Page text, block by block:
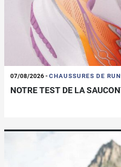
07/08/2026-CHAUSSURES DE
NOTRE TEST DE LA